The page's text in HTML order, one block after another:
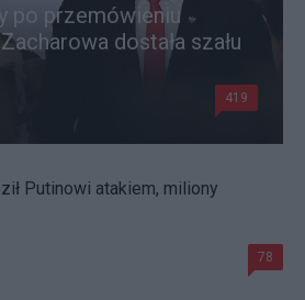
po przemówieniu
dostała szału
419
Putinowi atakiem, miliony
78